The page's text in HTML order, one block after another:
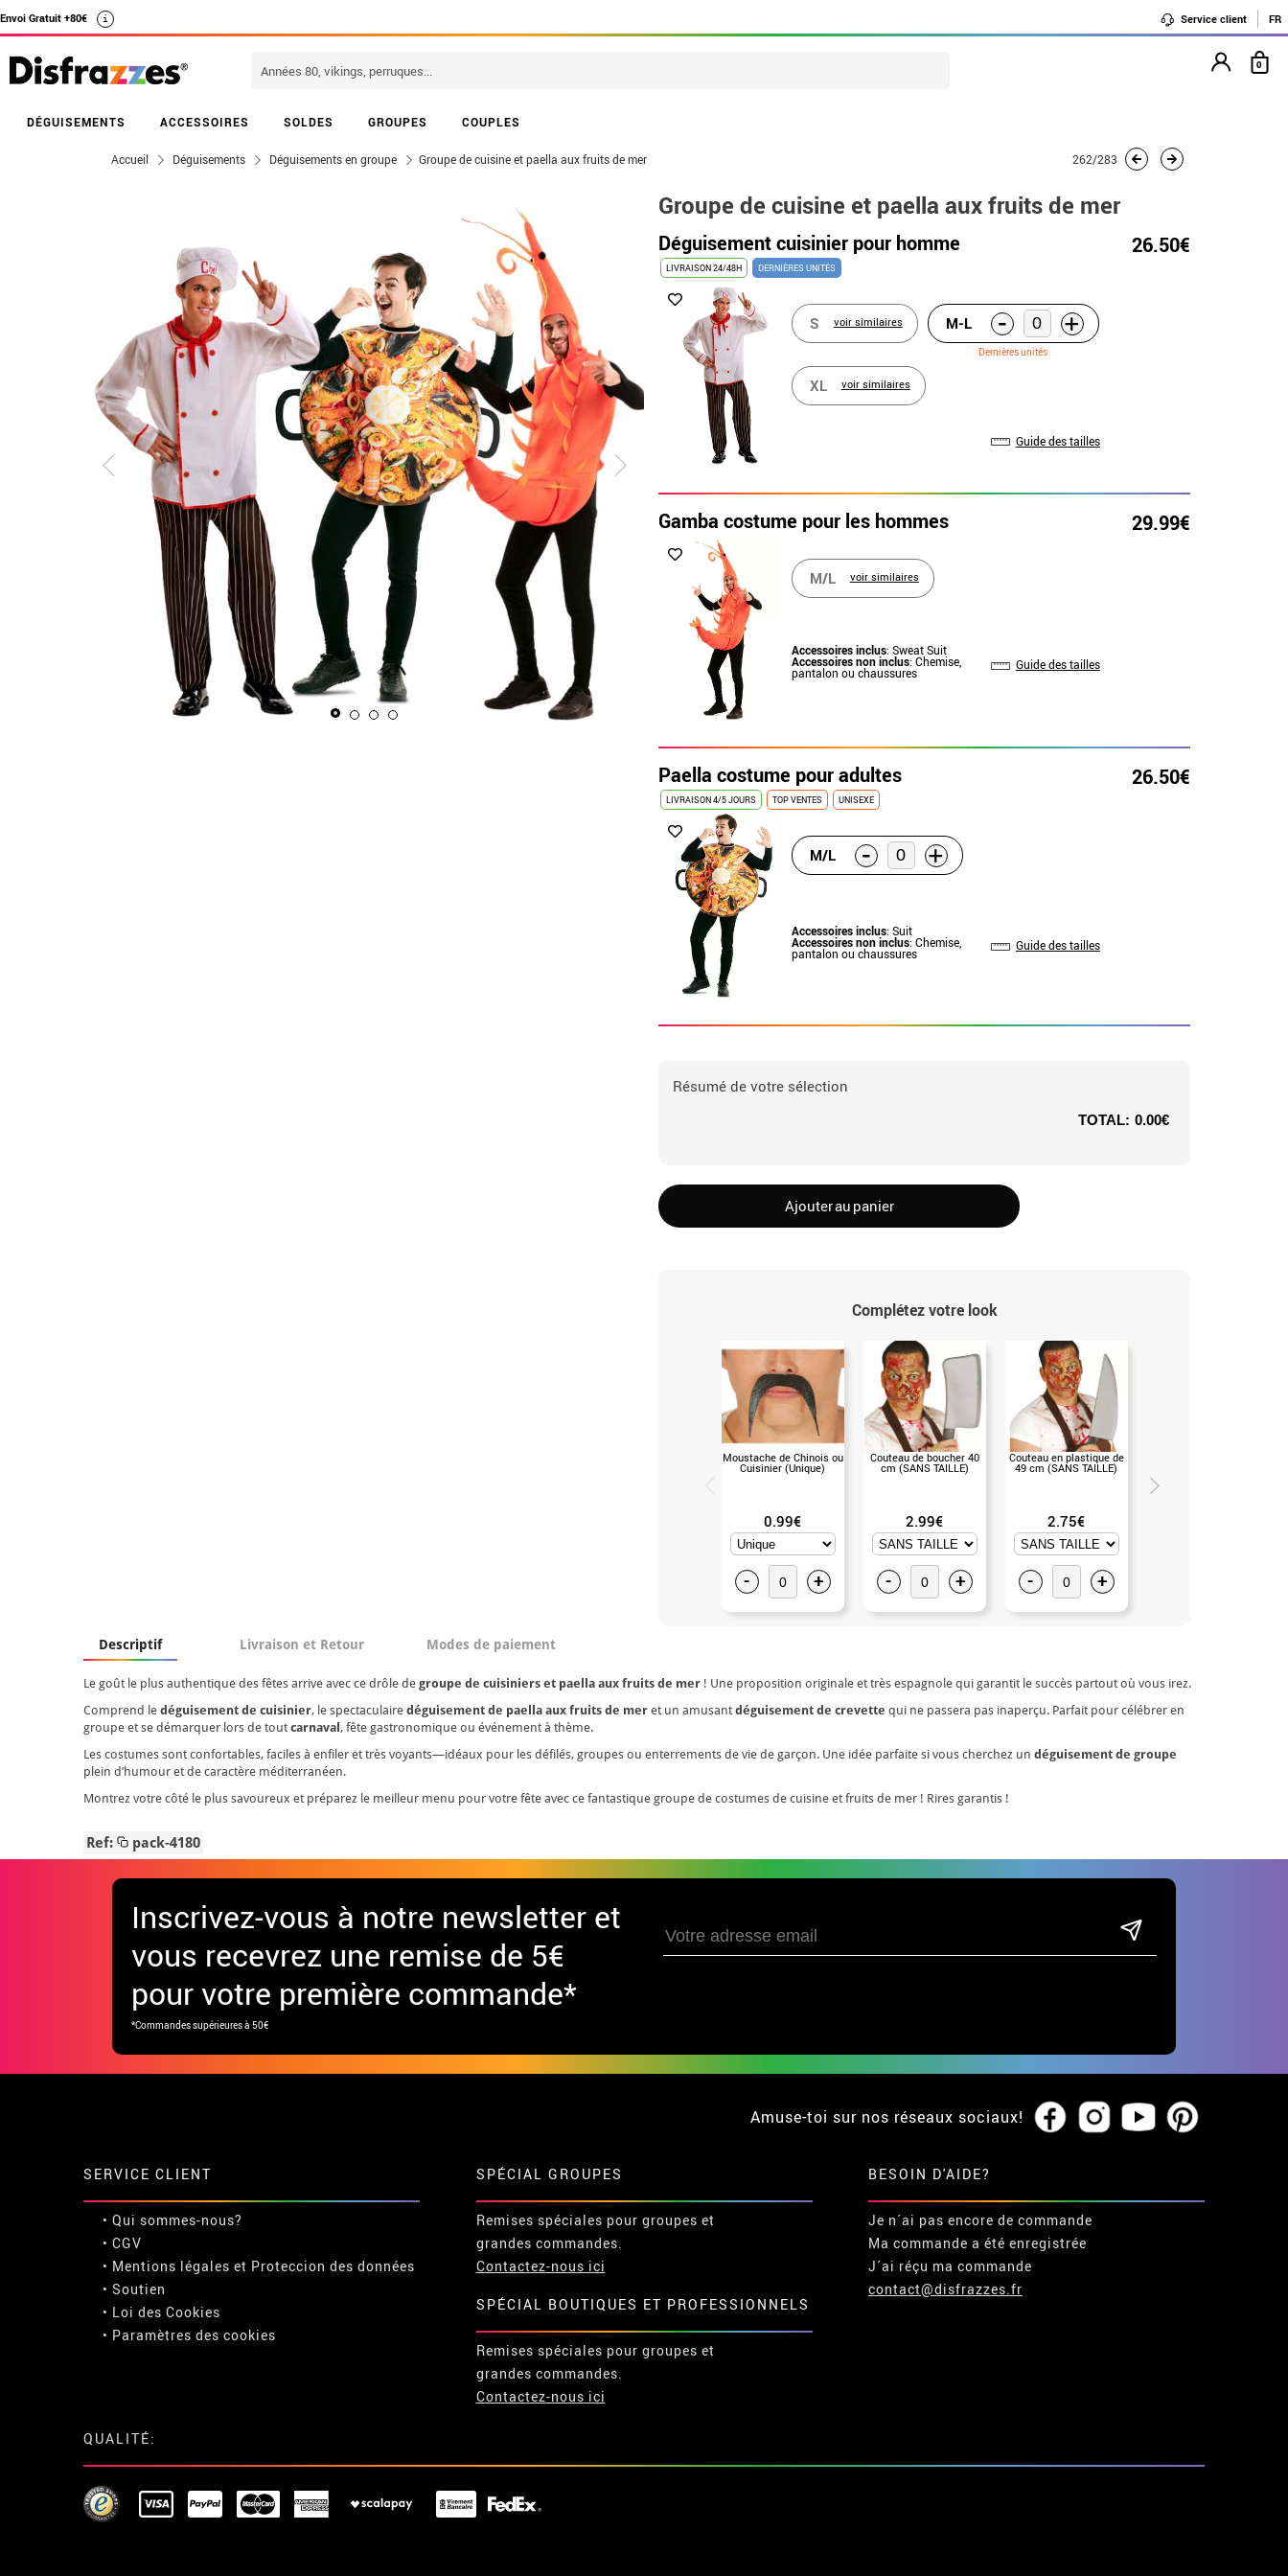
Envoi Gratuit +80€ i Service client FR
DÉGUISEMENTS ACCESSOIRES SOLDES GROUPES COUPLES
0
Accueil Déguisements Déguisements en groupe Groupe de cuisine et paella aux fruits de mer 262/283
Groupe de cuisine et paella aux fruits de mer
Déguisement cuisinier pour homme 26.50€
LIVRAISON 24/48H DERNIÈRES UNITÉS
S voir similaires M-L - +
Dernières unités
XL voir similaires
Guide des tailles
Gamba costume pour les hommes 29.99€
M/L voir similaires
Accessoires inclus: Sweat Suit
Accessoires non inclus: Chemise,
pantalon ou chaussures
Guide des tailles
Paella costume pour adultes 26.50€
LIVRAISON 4/5 JOURS TOP VENTES UNISEXE
M/L - +
Accessoires inclus: Suit
Accessoires non inclus: Chemise,
pantalon ou chaussures
Guide des tailles
Résumé de votre sélection
TOTAL: 0.00€
Ajouter au panier
Complétez votre look
Moustache de Chinois ou
Cuisinier (Unique)
0.99€
- +
Couteau de boucher 40
cm (SANS TAILLE)
2.99€
- +
Couteau en plastique de
49 cm (SANS TAILLE)
2.75€
- +
Descriptif Livraison et Retour Modes de paiement
Le goût le plus authentique des fêtes arrive avec ce drôle de groupe de cuisiniers et paella aux fruits de mer ! Une proposition originale et très espagnole qui garantit le succès partout où vous irez.
Comprend le déguisement de cuisinier, le spectaculaire déguisement de paella aux fruits de mer et un amusantdéguisement de crevette qui ne passera pas inaperçu. Parfait pour célébrer en
groupe et se démarquer lors de toutcarnaval , fête gastronomique ou événement à thème.
Les costumes sont confortables, faciles à enfiler et très voyants—idéaux pour les défilés, groupes ou enterrements de vie de garçon. Une idée parfaite si vous cherchez un déguisement de groupe
plein d’humour et de caractère méditerranéen.
Montrez votre côté le plus savoureux et préparez le meilleur menu pour votre fête avec ce fantastique groupe de costumes de cuisine et fruits de mer ! Rires garantis !
Ref: pack-4180
Inscrivez-vous à notre newsletter et
vous recevrez une remise de 5€
pour votre première commande*
*Commandes supérieures à 50€
Amuse-toi sur nos réseaux sociaux!
SERVICE CLIENT
• Qui sommes-nous?
• CGV
• Mentions légales et Proteccion des données
• Soutien
• Loi des Cookies
• Paramètres des cookies
SPÉCIAL GROUPES
Remises spéciales pour groupes et
grandes commandes.
Contactez-nous ici
SPÉCIAL BOUTIQUES ET PROFESSIONNELS
Remises spéciales pour groupes et
grandes commandes.
Contactez-nous ici
BESOIN D'AIDE?
Je n´ai pas encore de commande
Ma commande a été enregistrée
J´ai réçu ma commande
contact@disfrazzes.fr
QUALITÉ: